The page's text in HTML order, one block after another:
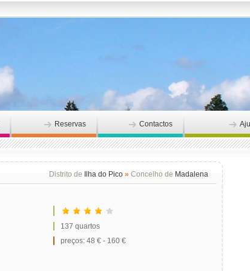
Reservas Contactos
Distrito de Ilha do Pico » Concelho de Madalena
137 quartos
preços: 48 € - 160 €